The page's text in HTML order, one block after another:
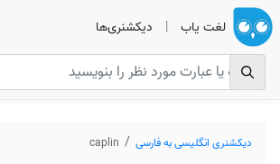
لغت یاب | دیکشنری‌ها
دیکشنری انگلیسی به فارسی caplin